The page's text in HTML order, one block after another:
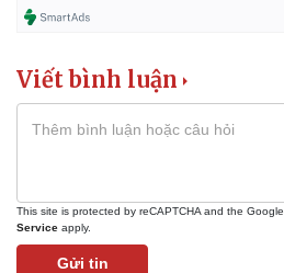
Viết bình luận
This site is protected by reCAPTCHA and the Google
Service apply.
Gửi tin